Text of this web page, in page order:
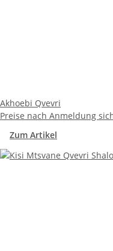
Akhoebi Qvevri
Preise nach Anmeldung
Zum Artikel